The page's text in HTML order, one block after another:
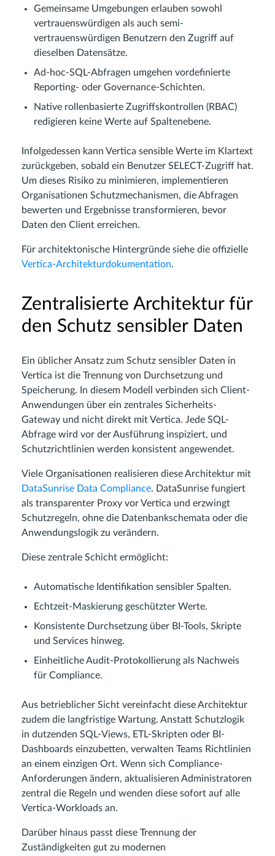
Gemeinsame Umgebungen erlauben sowohl
vertrauenswürdigen als auch semi-
vertrauenswürdigen Benutzern den Zugriff auf
dieselben Datensätze.
Ad-hoc-SQL-Abfragen umgehen vordefinierte
Reporting- oder Governance-Schichten.
Native rollenbasierte Zugriffskontrollen (RBAC)
redigieren keine Werte auf Spaltenebene.
Infolgedessen kann Vertica sensible Werte im Klartext
zurückgeben, sobald ein Benutzer SELECT-Zugriff hat.
Um dieses Risiko zu minimieren, implementieren
Organisationen Schutzmechanismen, die Abfragen
bewerten und Ergebnisse transformieren, bevor
Daten den Client erreichen.
Für architektonische Hintergründe siehe die offizielle
Vertica-Architekturdokumentation.
Zentralisierte Architektur für
den Schutz sensibler Daten
Ein üblicher Ansatz zum Schutz sensibler Daten in
Vertica ist die Trennung von Durchsetzung und
Speicherung. In diesem Modell verbinden sich Client-
Anwendungen über ein zentrales Sicherheits-
Gateway und nicht direkt mit Vertica. Jede SQL-
Abfrage wird vor der Ausführung inspiziert, und
Schutzrichtlinien werden konsistent angewendet.
Viele Organisationen realisieren diese Architektur mit
DataSunrise Data Compliance. DataSunrise fungiert
als transparenter Proxy vor Vertica und erzwingt
Schutzregeln, ohne die Datenbankschemata oder die
Anwendungslogik zu verändern.
Diese zentrale Schicht ermöglicht:
Automatische Identifikation sensibler Spalten.
Echtzeit-Maskierung geschützter Werte.
Konsistente Durchsetzung über BI-Tools, Skripte
und Services hinweg.
Einheitliche Audit-Protokollierung als Nachweis
für Compliance.
Aus betrieblicher Sicht vereinfacht diese Architektur
zudem die langfristige Wartung. Anstatt Schutzlogik
in dutzenden SQL-Views, ETL-Skripten oder BI-
Dashboards einzubetten, verwalten Teams Richtlinien
an einem einzigen Ort. Wenn sich Compliance-
Anforderungen ändern, aktualisieren Administratoren
zentral die Regeln und wenden diese sofort auf alle
Vertica-Workloads an.
Darüber hinaus passt diese Trennung der
Zuständigkeiten gut zu modernen